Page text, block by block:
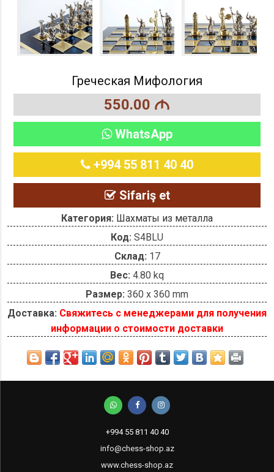
Греческая Мифология
550.00 M
WhatsApp
+994 55 811 40 40
Sifariş et
Категория: Шахматы из металла
Код: S4BLU
Склад: 17
Вес: 4.80 kq
Размер: 360 x 360 mm
Доставка: Свяжитесь с менеджерами для получения
информации о стоимости доставки
+994 55 811 40 40
info@chess-shop.az
www.chess-shop.az